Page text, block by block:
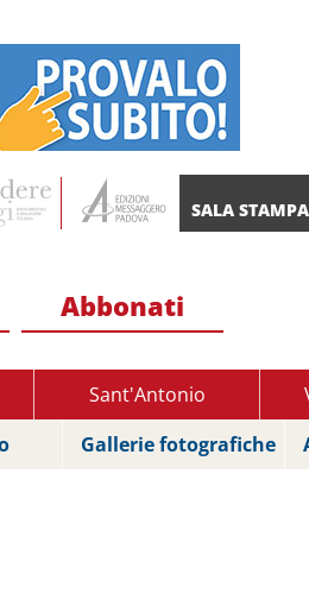
SALA STAMPA
Abbonati
Sant'Antonio
Gallerie fotografiche